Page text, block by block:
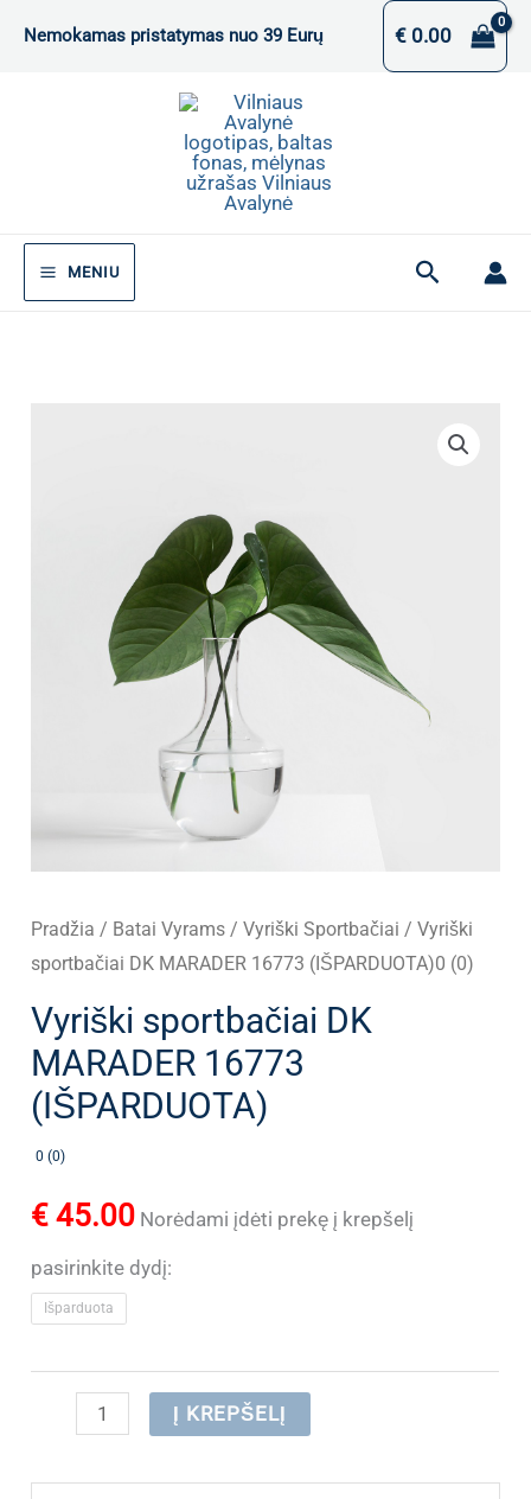
Nemokamas pristatymas nuo 39 Eurų €0.00
MENIU Paieška
Pradžia / Batai Vyrams /Vyriški Sportbačiai / Vyriški
sportbačiai DK MARADER 16773 (IŠPARDUOTA)0 (0)
Vyriški sportbačiai DK
MARADER 16773
(IŠPARDUOTA)
0 (0)
€ 45.00 Norėdami įdėti prekę į krepšelį
pasirinkite dydį:
Išparduota
produkto
Vyriški
Į KREPŠELĮ